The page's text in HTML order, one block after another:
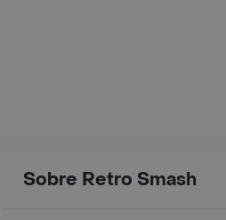
Sobre Retro Smash